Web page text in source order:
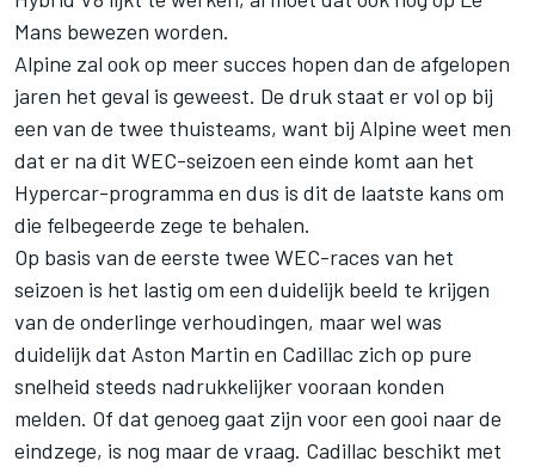
Mans bewezen worden.
Alpine zal ook op meer succes hopen dan de afgelopen
jaren het geval is geweest. De druk staat er vol op bij
een van de twee thuisteams, want bij Alpine weet men
dat er na dit WEC-seizoen een einde komt aan het
Hypercar-programma en dus is dit de laatste kans om
die felbegeerde zege te behalen.
Op basis van de eerste twee WEC-races van het
seizoen is het lastig om een duidelijk beeld te krijgen
van de onderlinge verhoudingen, maar wel was
duidelijk dat Aston Martin en Cadillac zich op pure
snelheid steeds nadrukkelijker vooraan konden
melden. Of dat genoeg gaat zijn voor een gooi naar de
eindzege, is nog maar de vraag. Cadillac beschikt met